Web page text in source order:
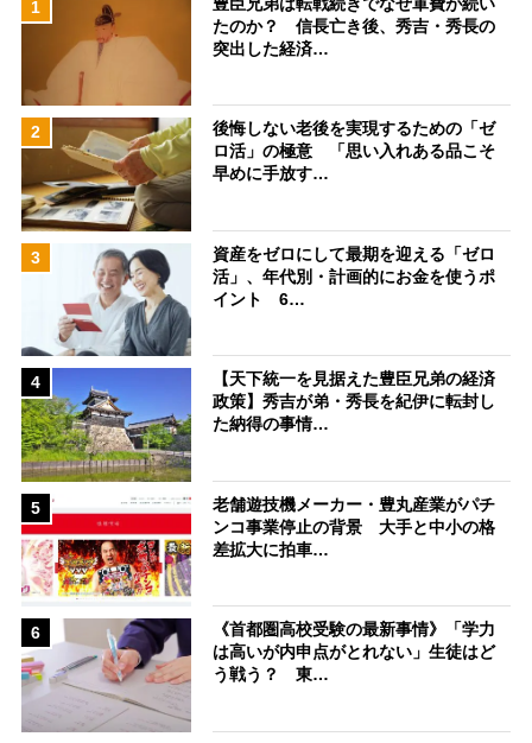
1
たのか？ 信長亡き後、秀吉・秀長の
突出した経済…
2
後悔しない老後を実現するための「ゼ
ロ活」の極意 「思い入れある品こそ
早めに手放す…
3
資産をゼロにして最期を迎える「ゼロ
活」、年代別・計画的にお金を使うポ
イント 6…
4
【天下統一を見据えた豊臣兄弟の経済
政策】秀吉が弟・秀長を紀伊に転封し
た納得の事情…
5
老舗遊技機メーカー・豊丸産業がパチ
ンコ事業停止の背景 大手と中小の格
差拡大に拍車…
6
《首都圏高校受験の最新事情》「学力
は高いが内申点がとれない」生徒はど
う戦う？ 東…